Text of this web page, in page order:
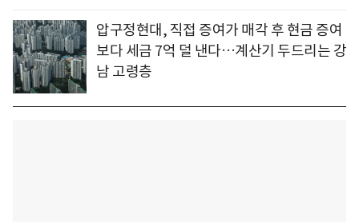
압구정현대, 직접 증여가 매각 후 현금 증여
보다 세금 7억 덜 낸다…계산기 두드리는 강
남 고령층